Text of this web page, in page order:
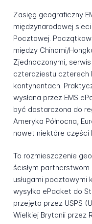
Zasięg geograficzny
międzynarodowej
Pocztowej.
między Chinami/
Zjednoczonymi,
czterdziestu czterech
kontynentach.
wysłana przez EMS
być dostarczona do
Ameryka Północna,
nawet niektóre części
To rozmieszczenie
ścisłym
usługami pocztowymi
wysyłka ePacket do
przejęta przez USPS
Wielkiej Brytanii przez